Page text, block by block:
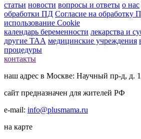
статьи новости вопросы и ответы о нас
обработки ПД Согласие на обработку
использование Cookie
календарь беременности лекарства и
другие ТАА медицинские учреждения
процедуры
контакты
наш адрес в Москве: Научный пр-д, д.
сайт предназначен для жителей РФ
e-mail: info@plusmama.ru
на карте